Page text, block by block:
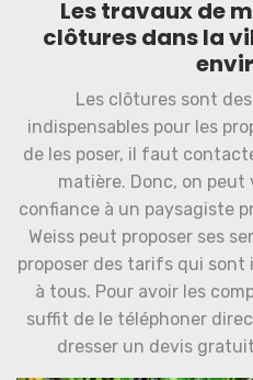
Les travaux de
clôtures dans la
Les clôtures sont
indispensables pour les
de les poser, il faut
matière. Donc, on peut
confiance à un paysagiste
Weiss peut proposer ses
proposer des tarifs qui
à tous. Pour avoir les
suffit de le téléphoner
dresser un devis